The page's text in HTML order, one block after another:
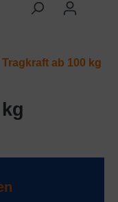
Tragkraft ab 100 kg